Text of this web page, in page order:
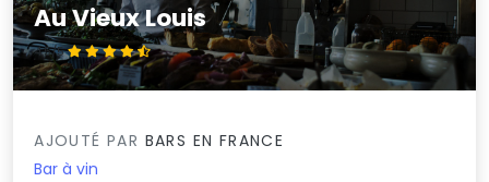
Au Vieux Louis
4.5/5
AJOUTÉ PAR BARS EN FRANCE
Bar à vin